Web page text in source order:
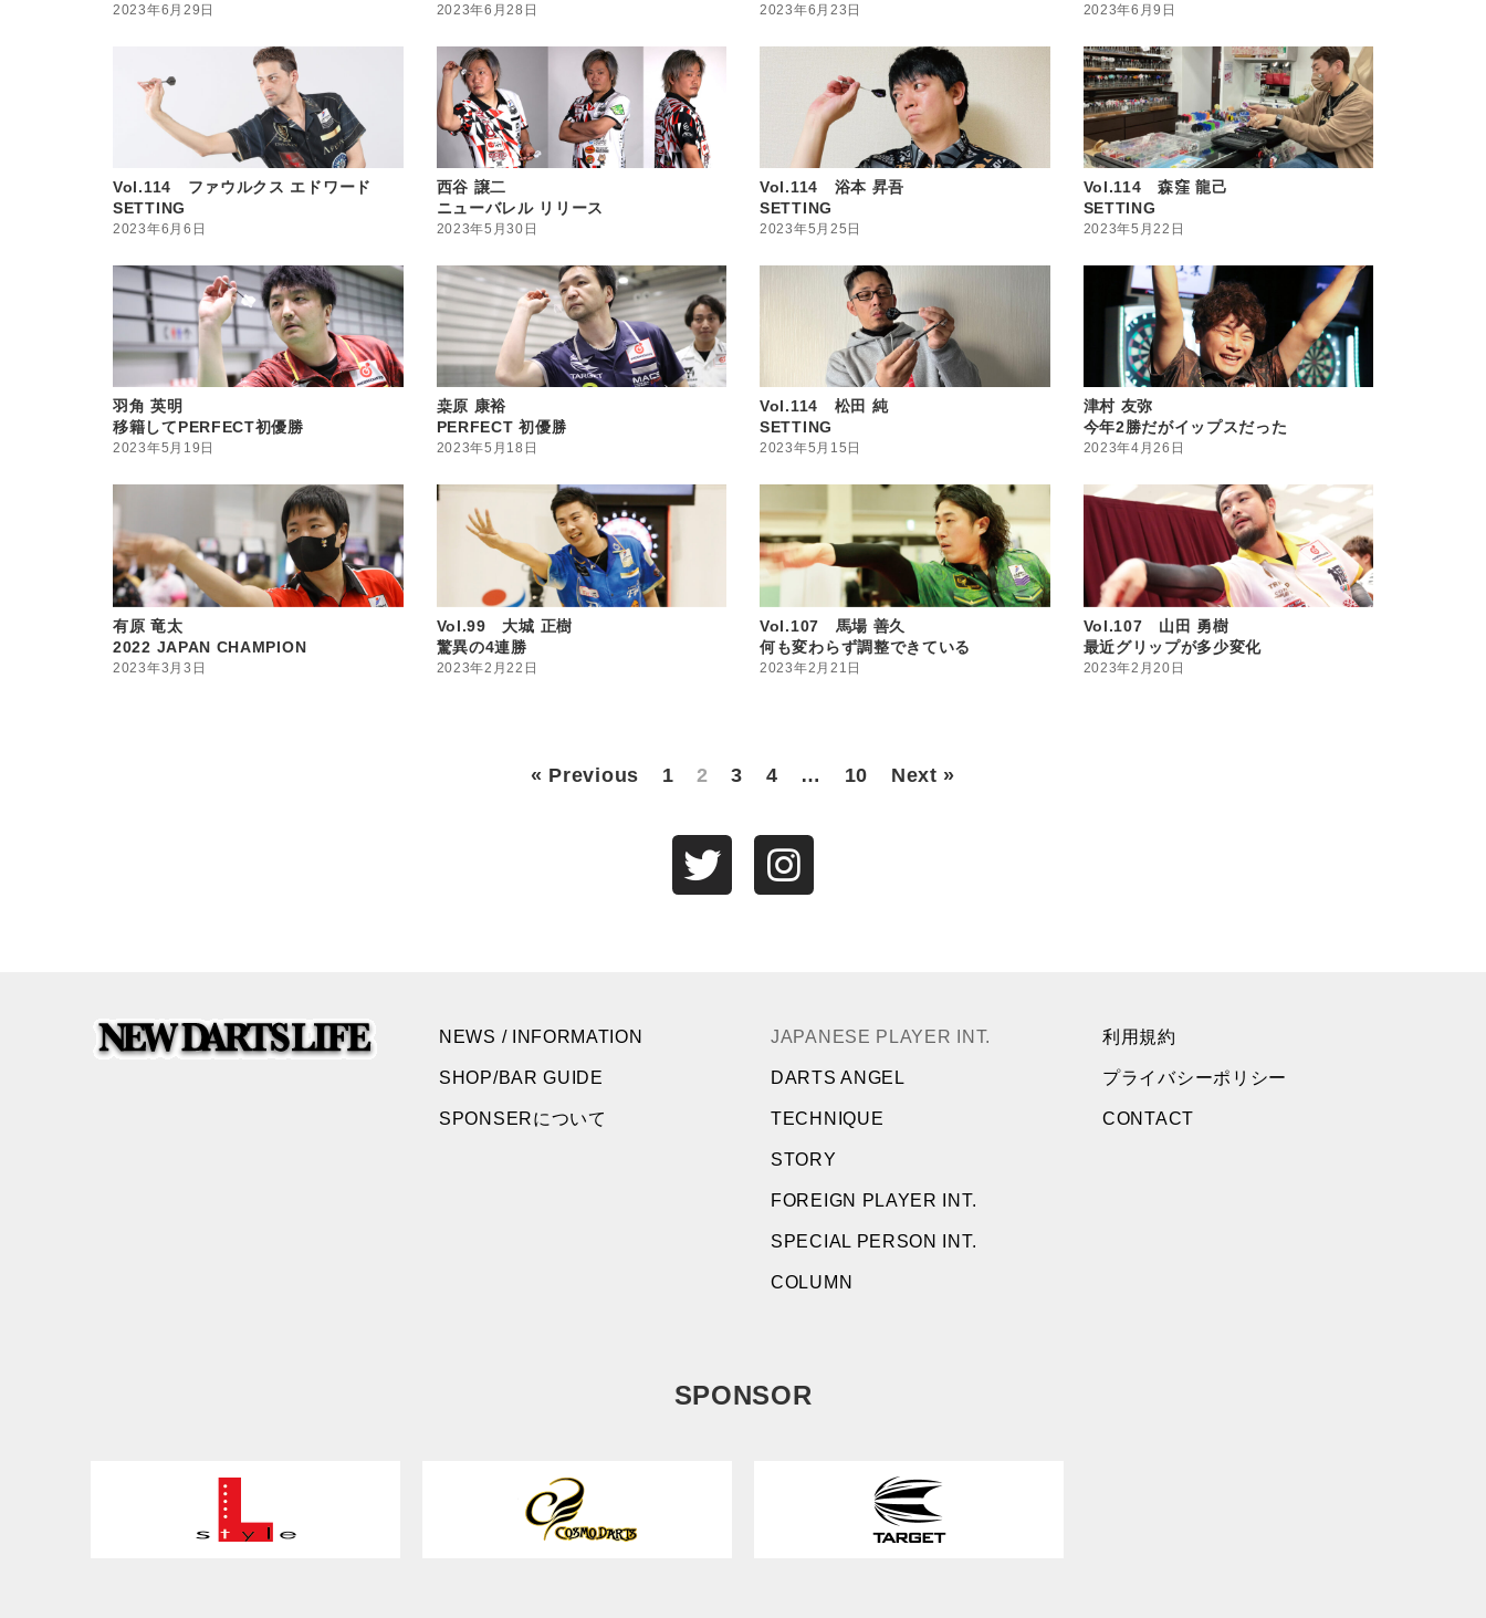
2023年6月29日 2023年6月28日 2023年6月23日 2023年6月9日
Vol.114 ファウルクス エドワード
SETTING
2023年6月6日
西谷 譲二
ニューバレル リリース
2023年5月30日
Vol.114 浴本 昇吾
SETTING
2023年5月25日
Vol.114 森窪 龍己
SETTING
2023年5月22日
羽角 英明
移籍してPERFECT初優勝
2023年5月19日
桒原 康裕
PERFECT 初優勝
2023年5月18日
Vol.114 松田 純
SETTING
2023年5月15日
津村 友弥
今年2勝だがイップスだった
2023年4月26日
有原 竜太
2022 JAPAN CHAMPION
2023年3月3日
Vol.99 大城 正樹
驚異の4連勝
2023年2月22日
Vol.107 馬場 善久
何も変わらず調整できている
2023年2月21日
Vol.107 山田 勇樹
最近グリップが多少変化
2023年2月20日
« Previous 1 2 3 4 … 10 Next »
NEWS / INFORMATION
SHOP/BAR GUIDE
SPONSERについて
JAPANESE PLAYER INT.
DARTS ANGEL
TECHNIQUE
STORY
FOREIGN PLAYER INT.
SPECIAL PERSON INT.
COLUMN
利用規約
プライバシーポリシー
CONTACT
SPONSOR